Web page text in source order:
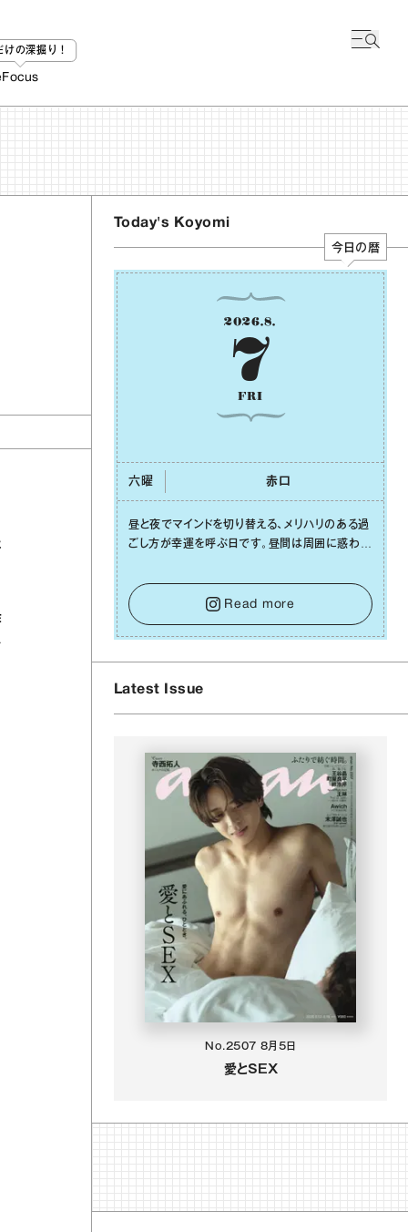
けの深掘り！
Focus
Today's Koyomi
今日の暦
2026.8.
7
FRI
六曜 ⾚⼝
昼と夜でマインドを切り替える、メリハリのある過
ごし⽅が幸運を呼ぶ⽇です。昼間は周囲に惑わさ
をキープして。そして夜は、疲れや寂しさから⽢
い⾔葉に流されないよう、⼼にしっかりブレーキ
をかけること。この意識の切り替えが、あなたに
確かな安⼼感をもたらすはずです。
Read more
Latest Issue
No.2507 8月5日
愛とSEX